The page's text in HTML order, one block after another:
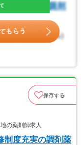
保存する
の薬剤師求人
制度充実の調剤薬